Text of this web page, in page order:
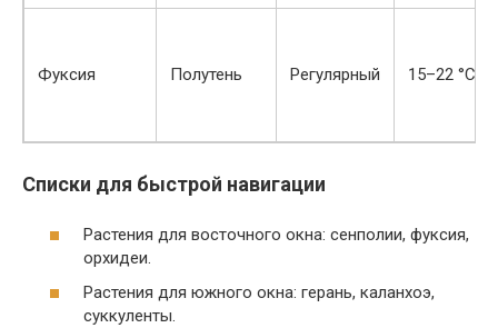
Фуксия Полутень Регулярный 15–22 °C
Списки для быстрой навигации
Растения для восточного окна: сенполии, фуксия,
орхидеи.
Растения для южного окна: герань, каланхоэ,
суккуленты.